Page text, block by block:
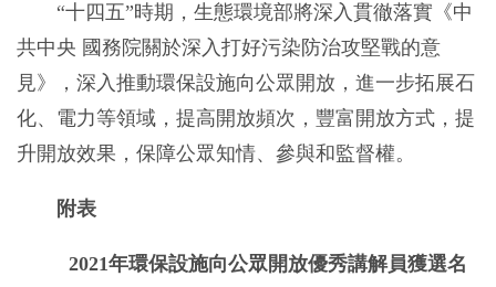
“十四五”時期，生態環境部將深入貫徹落實《中
共中央 國務院關於深入打好污染防治攻堅戰的意
見》，深入推動環保設施向公眾開放，進一步拓展石
化、電力等領域，提高開放頻次，豐富開放方式，提
升開放效果，保障公眾知情、參與和監督權。
附表
2021年環保設施向公眾開放優秀講解員獲選名